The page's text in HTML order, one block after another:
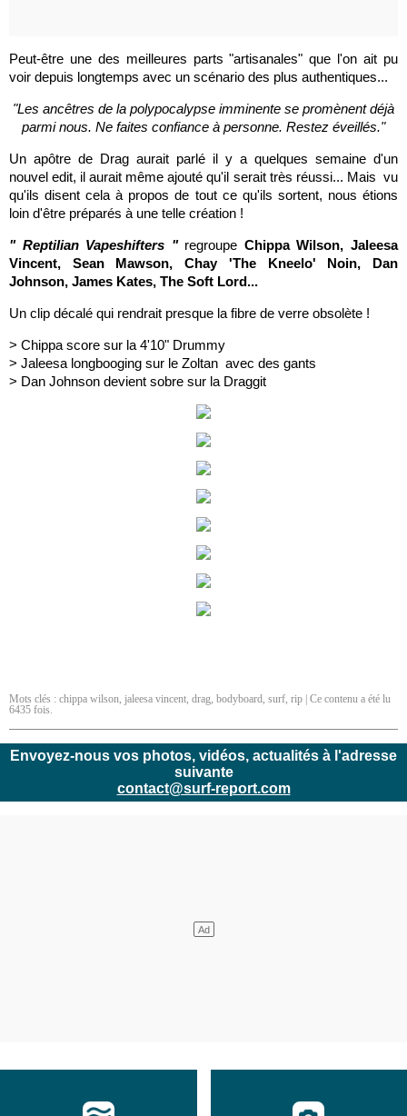
Peut-être une des meilleures parts "artisanales" que l'on ait pu
voir depuis longtemps avec un scénario des plus authentiques...
"Les ancêtres de la polypocalypse imminente se promènent déjà
parmi nous. Ne faites confiance à personne. Restez éveillés."
Un apôtre de Drag aurait parlé il y a quelques semaine d'un
nouvel edit, il aurait même ajouté qu'il serait très réussi... Mais vu
qu'ils disent cela à propos de tout ce qu'ils sortent, nous étions
loin d'être préparés à une telle création !
" Reptilian Vapeshifters "regroupe Chippa Wilson, Jaleesa
Vincent, Sean Mawson, Chay 'The Kneelo' Noin, Dan
Johnson, James Kates, The Soft Lord...
Un clip décalé qui rendrait presque la fibre de verre obsolète !
> Chippa score sur la 4'10" Drummy
> Jaleesa longbooging sur le Zoltan avec des gants
> Dan Johnson devient sobre sur la Draggit
Mots clés : chippa wilson, jaleesa vincent, drag, bodyboard, surf, rip | Ce contenu a été lu
6435 fois.
Envoyez-nous vos photos, vidéos, actualités à l'adresse
suivante
contact@surf-report.com